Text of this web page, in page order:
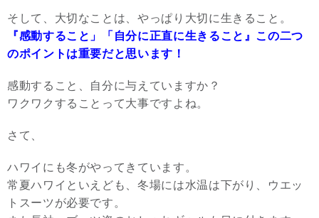
そして、大切なことは、やっぱり大切に生きること。
『感動すること」「自分に正直に生きること』この二つ
のポイントは重要だと思います！
感動すること、自分に与えていますか？
ワクワクすることって大事ですよね。
さて、
ハワイにも冬がやってきています。
常夏ハワイといえども、冬場には水温は下がり、ウエッ
トスーツが必要です。